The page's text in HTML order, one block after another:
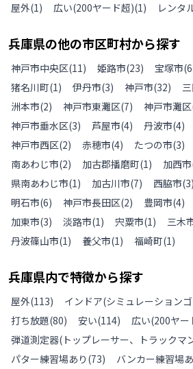
屋外(1) 広い(200ヤード超)(1) レンタ
兵庫県の他の市区町村から探す
神戸市中央区(11) 姫路市(23) 宝塚市(6
猪名川町(1) 伊丹市(3) 神戸市(32)
洲本市(2) 神戸市東灘区(7) 神戸市灘区
神戸市垂水区(3) 芦屋市(4) 丹波市(4)
神戸市西区(2) 赤穂市(4) たつの市(3)
南あわじ市(2) 加古郡播磨町(1) 加西市
県南あわじ市(1) 加古川市(7) 西脇市(3)
明石市(6) 神戸市長田区(2) 豊岡市(4)
加東市(3) 淡路市(1) 宍粟市(1) 三木
丹波篠山市(1) 養父市(1) 福崎町(1)
兵庫県内で特徴から探す
屋外(113) インドア(シミュレーション
打ち放題(80) 安い(114) 広い(200ヤー
弾道測定器(トップレーサー、トラックマ
パター練習場あり (73) バンカー練習場